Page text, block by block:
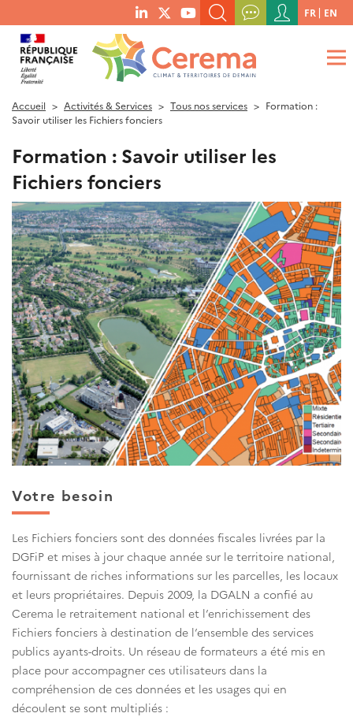
menu
social
links
RECHERCHER UN MOT-CLÉ, UNE PUBLICATION, ETC.
QUE RECHERCHEZ-VOUS ?
Menu
du
compte
de
FR EN
Accueil Activités & Services Tous nos services
Formation :
Savoir utiliser les Fichiers fonciers
Formation : Savoir utiliser les
Fichiers fonciers
Votre besoin
Les Fichiers fonciers sont des données fiscales livrées par la
DGFiP et mises à jour chaque année sur le territoire national,
fournissant de riches informations sur les parcelles, les locaux
et leurs propriétaires. Depuis 2009, la DGALN a confié au
Cerema le retraitement national et l’enrichissement des
Fichiers fonciers à destination de l’ensemble des services
publics ayants-droits. Un réseau de formateurs a été mis en
place pour accompagner ces utilisateurs dans la
compréhension de ces données et les usages qui en
découlent se sont multipliés :